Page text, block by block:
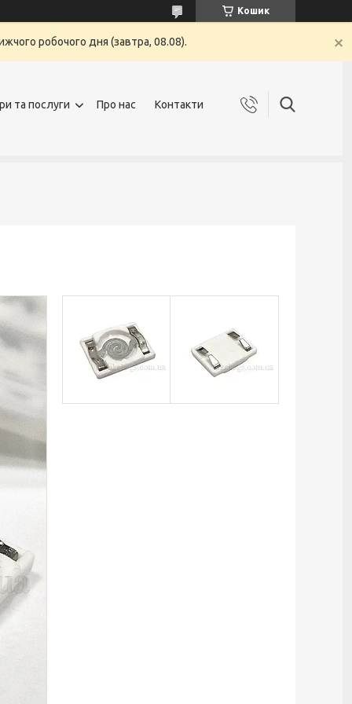
Кошик
робочого дня (завтра, 08.08).
та послуги Про нас Контакти